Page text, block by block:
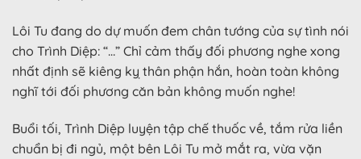
Lôi Tu đang do dự muốn đem chân tướng của sự tình nói
cho Trình Diệp: “…” Chỉ cảm thấy đối phương nghe xong
nhất định sẽ kiêng kỵ thân phận hắn, hoàn toàn không
nghĩ tới đối phương căn bản không muốn nghe!
Buổi tối, Trình Diệp luyện tập chế thuốc về, tắm rửa liền
chuẩn bị đi ngủ, một bên Lôi Tu mở mắt ra, vừa vặn